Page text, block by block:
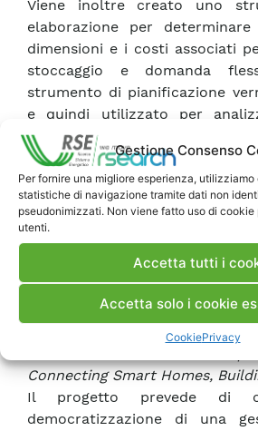
Gestione Consenso
Per fornire una migliore esperienza,
statistiche di navigazione tramite dati non
pseudonimizzati. Non viene fatto uso di
utenti.
Accetta tutti i
Accetta solo i cookie
CookiePrivacy
Viene inoltre creato uno
elaborazione per
dimensioni e i costi associati
stoccaggio e domanda
strumento di pianificazione
e quindi utilizzato per
regionali dettagliati al 2030-
valutare il potenziale ruolo
risorse flessibili.
Gli scenari paneuropei saranno
elaborati al fine di fornire
per i casi regionali. Si
normative per analizzare
regolamentazione
opportune procedure di
dimostrino vantaggi consistenti.
Connecting Smart Homes,
Il progetto prevede di
democratizzazione di una